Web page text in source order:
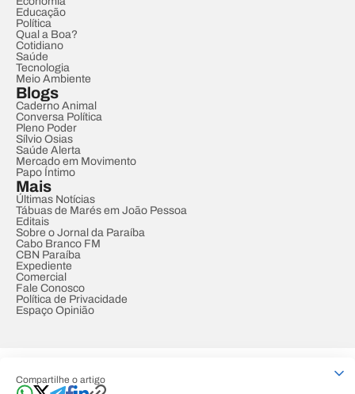
Compartilhe o artigo
Educação
Política
Qual a Boa?
Cotidiano
Saúde
Tecnologia
Meio Ambiente
Blogs
Caderno Animal
Conversa Política
Pleno Poder
Sílvio Osias
Saúde Alerta
Mercado em Movimento
Papo Íntimo
Mais
Últimas Notícias
Tábuas de Marés em João Pessoa
Editais
Sobre o Jornal da Paraíba
Cabo Branco FM
CBN Paraíba
Expediente
Comercial
Fale Conosco
Política de Privacidade
Espaço Opinião